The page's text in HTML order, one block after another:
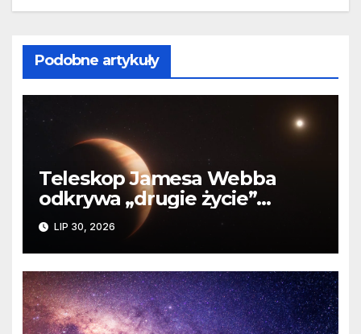
Podobne artykuły
Teleskop Jamesa Webba
odkrywa „drugie życie”
planety krążącej wokół
martwej gwiazdy
LIP 30, 2026